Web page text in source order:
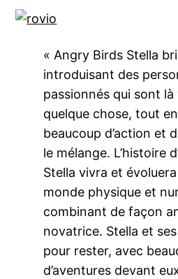
« Angry Birds Stella
introduisant des
passionnés qui sont
quelque chose, tout
beaucoup d’action et
le mélange. L’histoire
Stella vivra et
monde physique et
combinant de façon
novatrice. Stella et
pour rester, avec
d’aventures devant